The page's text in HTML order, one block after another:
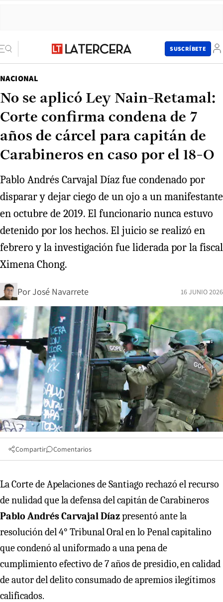
SUSCRÍBETE
NACIONAL
No se aplicó Ley Nain-Retamal:
Corte confirma condena de 7
años de cárcel para capitán de
Carabineros en caso por el 18-O
Pablo Andrés Carvajal Díaz fue condenado por
disparar y dejar ciego de un ojo a un manifestante
en octubre de 2019. El funcionario nunca estuvo
detenido por los hechos. El juicio se realizó en
febrero y la investigación fue liderada por la fiscal
Ximena Chong.
PorJosé Navarrete 16 JUNIO 2026
Compartir Comentarios
La Corte de Apelaciones de Santiago rechazó el recurso
de nulidad que la defensa del capitán de Carabineros
Pablo Andrés Carvajal Díazpresentó ante la
resolución del 4° Tribunal Oral en lo Penal capitalino
que condenó al uniformado a una pena de
cumplimiento efectivo de 7 años de presidio, en calidad
de autor del delito consumado de apremios ilegítimos
calificados.